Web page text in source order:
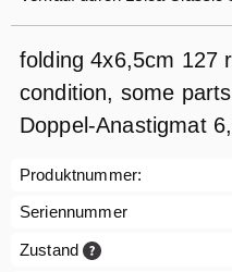
folding 4x6,5cm 127
condition, some
Doppel-Anastigmat
Produktnummer:
Seriennummer
Zustand